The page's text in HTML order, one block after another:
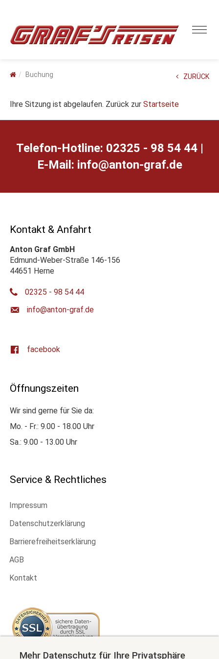
Buchung ZURÜCK
Ihre Sitzung ist abgelaufen. Zurück zur Startseite
Telefon-Hotline: 02325 - 98 54 44 |
E-Mail: ed.farg-notna@ofni
Kontakt & Anfahrt
Anton Graf GmbH
Edmund-Weber-Straße 146-156
44651 Herne
02325 - 98 54 44
ed.farg-notna@ofni
facebook
Öffnungszeiten
Wir sind gerne für Sie da:
Mo. - Fr.: 9.00 - 18.00 Uhr
Sa.: 9.00 - 13.00 Uhr
Service & Rechtliches
Impressum
Datenschutzerklärung
Barrierefreiheitserklärung
AGB
Kontakt
Mehr Datenschutz für Ihre Privatsphäre